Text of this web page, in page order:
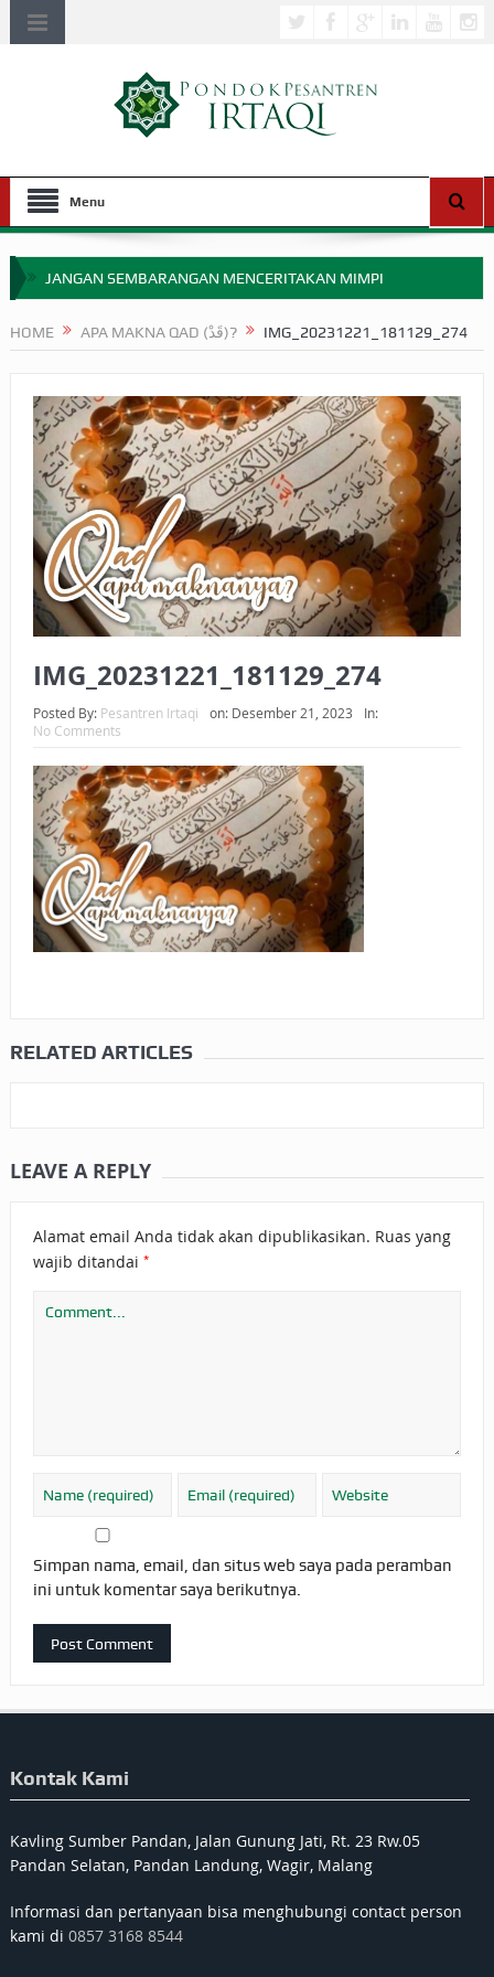
Menu
JANGAN SEMBARANGAN MENCERITAKAN MIMPI
APA HUKUM MEMPERCEPAT PEMBAYARAN ZAKAT
SEBELUM TIBA SAAT WAJIB?
HAKIKAT NIKMAT DI DUNIA!
BAGAIMANA CARA MEMBAYAR ZAKAT UANG?
UANG HARAM BISA MENJADI HALAL JIKA SEBAB
KEPEMILIKANNYA BERUBAH
HUKUM MEMBAYAR ZAKAT DENGAN CARA MENGANGSUR
HUKUM MEMBAYAR ZAKAT KEPADA KERABAT SENDIRI
HOME APA MAKNA QAD (قَدْ)? IMG_20231221_181129_274
IMG_20231221_181129_274
Posted By: Pesantren Irtaqi on: Desember 21, 2023
In:
No Comments
RELATED ARTICLES
LEAVE A REPLY
Alamat email Anda tidak akan dipublikasikan. Ruas yang
wajib ditandai *
Simpan nama, email, dan situs web saya pada peramban
ini untuk komentar saya berikutnya.
Kontak Kami
Kavling Sumber Pandan, Jalan Gunung Jati, Rt. 23 Rw.05
Pandan Selatan, Pandan Landung, Wagir, Malang
Informasi dan pertanyaan bisa menghubungi contact person
kami di 0857 3168 8544